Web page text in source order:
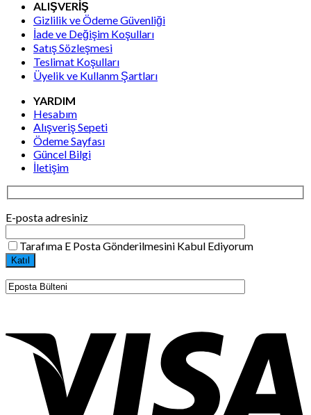
ALIŞVERİŞ
Gizlilik ve Ödeme Güvenliği
İade ve Değişim Koşulları
Satış Sözleşmesi
Teslimat Koşulları
Üyelik ve Kullanm Şartları
YARDIM
Hesabım
Alışveriş Sepeti
Ödeme Sayfası
Güncel Bilgi
İletişim
E-posta adresiniz
Tarafıma E Posta Gönderilmesini Kabul Ediyorum